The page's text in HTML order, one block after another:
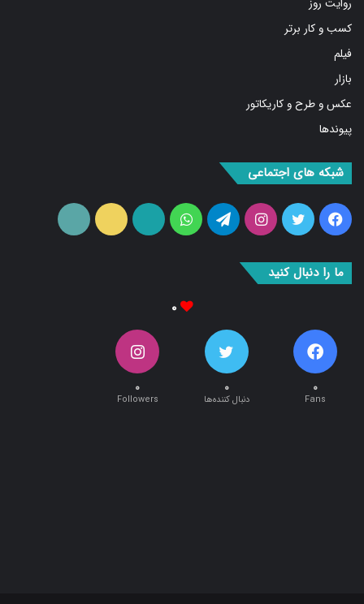
کسب و کار برتر
فیلم
بازار
عکس و طرح و کاریکاتور
پیوندها
فیس
بوک
توییتراینستاگرامتلگرامواتس
آپ
آپارات ایتا